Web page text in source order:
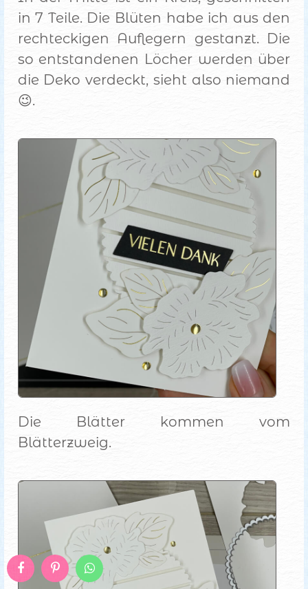
in 7 Teile. Die Blüten habe ich aus den
rechteckigen Auflegern gestanzt. Die
so entstandenen Löcher werden über
die Deko verdeckt, sieht also niemand
😉.
Die Blätter kommen vom
Blätterzweig.